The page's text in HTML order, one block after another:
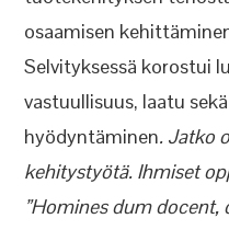
osaamisen
Selvityksessä korostui
vastuullisuus, laatu
hyödyntäminen. Jatko
kehitystyötä. Ihmiset
”Homines dum docent,